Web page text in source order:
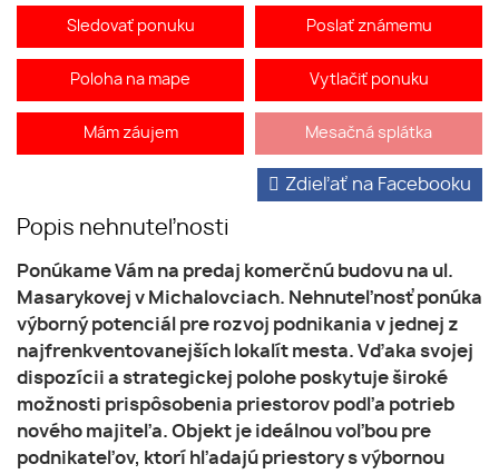
Sledovať ponuku Poslať známemu
Poloha na mape Vytlačiť ponuku
Mám záujem Mesačná splátka
Popis nehnuteľnosti
Zdieľať na Facebooku
Ponúkame Vám na predaj komerčnú budovu na ul.
Masarykovej v Michalovciach. Nehnuteľnosť ponúka
výborný potenciál pre rozvoj podnikania v jednej z
najfrenkventovanejších lokalít mesta. Vďaka svojej
dispozícii a strategickej polohe poskytuje široké
možnosti prispôsobenia priestorov podľa potrieb
nového majiteľa. Objekt je ideálnou voľbou pre
podnikateľov, ktorí hľadajú priestory s výbornou